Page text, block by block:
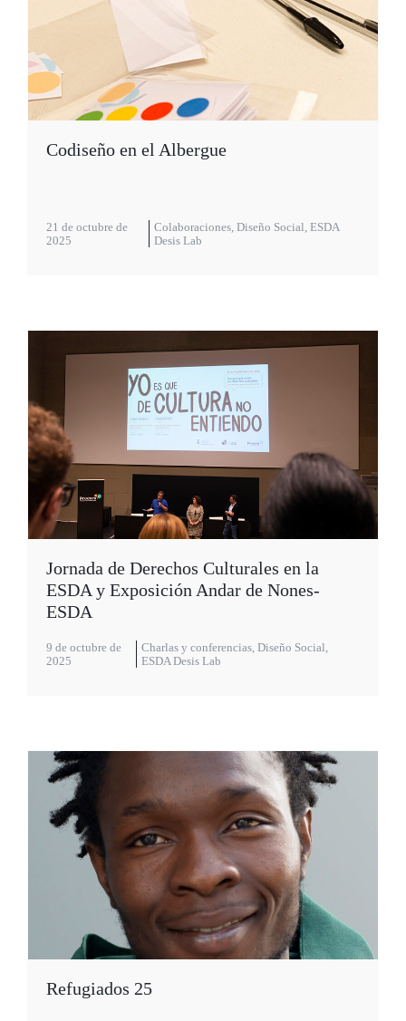
Codiseño en el Albergue
21 de octubre de
2025
Colaboraciones, Diseño Social, ESDA
Desis Lab
Jornada de Derechos Culturales en la
ESDA y Exposición Andar de Nones-
ESDA
9 de octubre de
2025
Charlas y conferencias,Diseño Social,
ESDA Desis Lab
Refugiados 25